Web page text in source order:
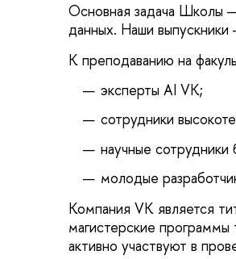
Основная задача Школы —
данных. Наши
К преподаванию на
эксперты AI VK;
сотрудники
научные сотрудники
молодые
Компания VK является
магистерские
активно участвуют в